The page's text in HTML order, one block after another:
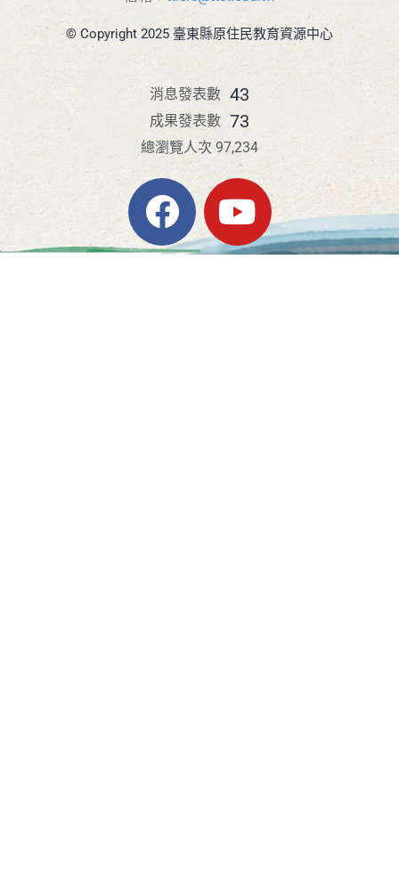
© Copyright 2025 臺東縣原住民教育資源中心
43
消息發表數
73
成果發表數
總瀏覽人次 97,234